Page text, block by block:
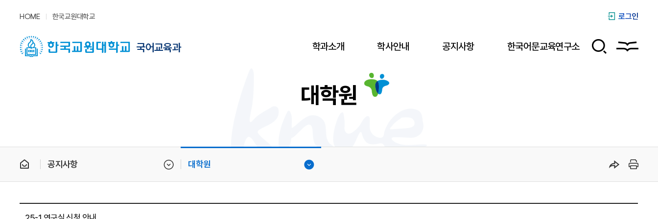
HOME 한국교원대학교 로그인
국어교육과 학과소개 학사안내 공지사항 한국어문교육연구소
대학원
공지사항 대학원